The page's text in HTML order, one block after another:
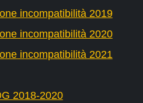
incompatibilità 2019
incompatibilità 2020
incompatibilità 2021
2018-2020